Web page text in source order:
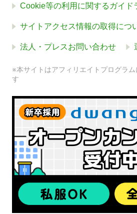
Cookie等の利用に関するガイド
サイトアクセス情報の取得につ
法人・プレスお問い合わせ
※本サイトはアフィリエイトプログラ
す